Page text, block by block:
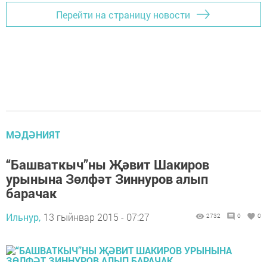
Перейти на страницу новости
МӘДӘНИЯТ
“Башваткыч”ны Җәвит Шакиров
урынына Зөлфәт Зиннуров алып
барачак
Ильнур, 13 гыйнвар 2015 - 07:27 2732 0 0